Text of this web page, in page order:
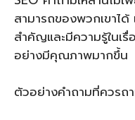
สามารถของพวกเขาไ
สำคัญและมีความรู้ในเ
อย่างมีคุณภาพมากขึ้น
ตัวอย่างคำถามที่ควรถ